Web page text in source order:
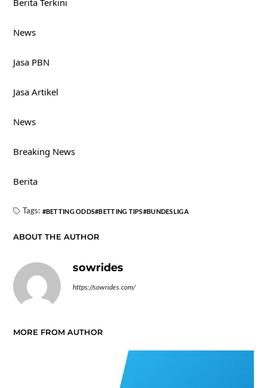
News
Jasa PBN
Jasa Artikel
News
Breaking News
Berita
Tags: BETTING ODDS BETTING TIPS BUNDESLIGA
ABOUT THE AUTHOR
sowrides
https://sowrides.com/
MORE FROM AUTHOR